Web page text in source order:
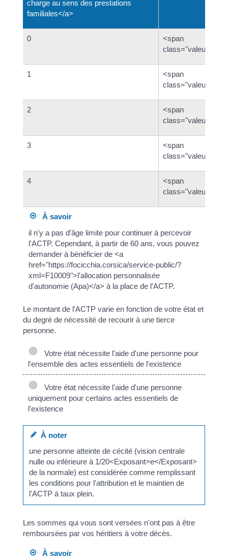
charge au sens des prestations
familiales</a>
0
<span
class="valeur">11
1
<span
class="valeur">17
2
<span
class="valeur">23
3
<span
class="valeur">29
4
<span
class="valeur">34
À savoir
il n'y a pas d'âge limite pour continuer à percevoir
l'ACTP. Cependant, à partir de 60 ans, vous pouvez
demander à bénéficier de <a
href="https://focicchia.corsica/service-public/?
xml=F10009">l'allocation personnalisée
d'autonomie (Apa)</a> à la place de l'ACTP.
Le montant de l'ACTP varie en fonction de votre état et
du degré de nécessité de recourir à une tierce
personne.
Votre état nécessite l'aide d'une personne pour
l'ensemble des actes essentiels de l'existence
Votre état nécessite l'aide d'une personne
uniquement pour certains actes essentiels de
l'existence
À noter
une personne atteinte de cécité (vision centrale
nulle ou inférieure à 1/20<Exposant>e</Exposant>
de la normale) est considérée comme remplissant
les conditions pour l'attribution et le maintien de
l'ACTP à taux plein.
Les sommes qui vous sont versées n'ont pas à être
remboursées par vos héritiers à votre décès.
À savoir